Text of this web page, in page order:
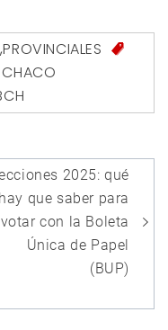
,PROVINCIALES
2025: qué
hay que saber para
votar con la Boleta
Única de Papel
(BUP)